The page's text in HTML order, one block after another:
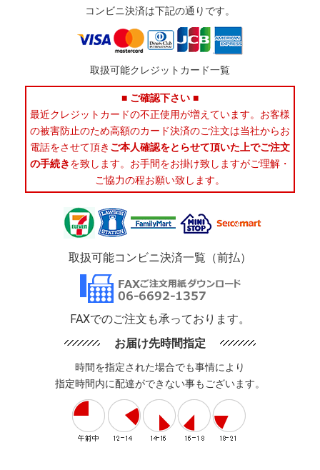
コンビニ決済は下記の通りです。
取扱可能クレジットカード一覧
■ ご確認下さい ■
最近クレジットカードの不正使用が増えています。お客様
の被害防止のため高額のカード決済のご注文は当社からお
電話をさせて頂き ご本人確認をとらせて頂いた上でご注文
の手続きを致します。お手間をお掛け致しますがご理解・
ご協力の程お願い致します。
取扱可能コンビニ決済一覧（前払）
FAXでのご注文も承っております。
お届け先時間指定
時間を指定された場合でも事情により
指定時間内に配達ができない事もございます。